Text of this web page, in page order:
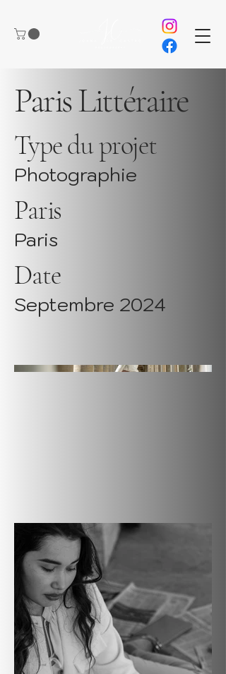
Paris Littéraire
Type du projet
Photographie
Paris
Paris
Date
Septembre 2024